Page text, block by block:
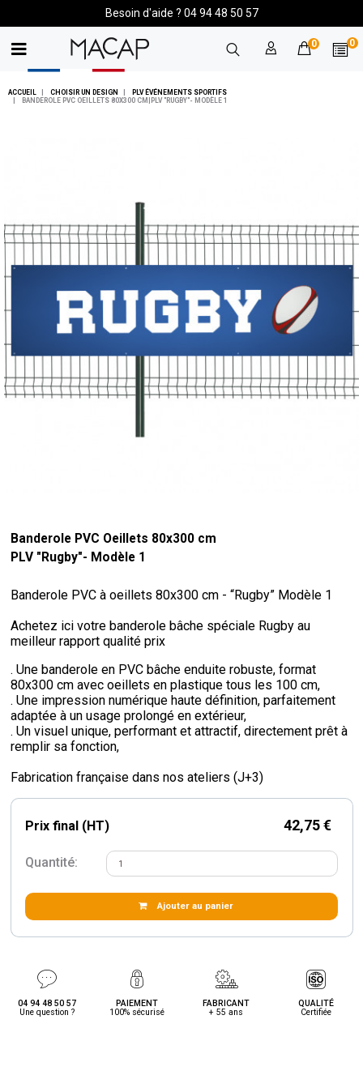
Besoin d'aide ? 04 94 48 50 57
0 0
ACCUEIL CHOISIR UN DESIGN
PLV ÉVÉNEMENTS SPORTIFS
BANDEROLE PVC OEILLETS 80X300 CM|PLV "RUGBY"- MODÈLE 1
Banderole PVC Oeillets 80x300 cm
PLV "Rugby"- Modèle 1
Banderole PVC à oeillets 80x300 cm - “Rugby” Modèle 1
Achetez ici votre banderole bâche spéciale Rugby au
meilleur rapport qualité prix
. Une banderole en PVC bâche enduite robuste, format
80x300 cm avec oeillets en plastique tous les 100 cm,
. Une impression numérique haute définition, parfaitement
adaptée à un usage prolongé en extérieur,
. Un visuel unique, performant et attractif, directement prêt à
remplir sa fonction,
Fabrication française dans nos ateliers (J+3)
Prix final (HT) 42,75 €
Quantité:
Ajouter au panier
04 94 48 50 57
Une question ?
PAIEMENT
100% sécurisé
FABRICANT
+ 55 ans
QUALITÉ
Certifiée